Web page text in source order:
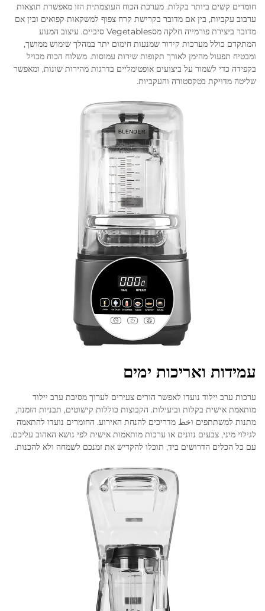
חומרים קשים ביותר בקלות. מערכת הכוח העוצמתית הזו מאפשרת תוצאות
ערבוב עקביות, בין אם מדובר בקרישת קרח צפוף למשקאות קפואים ובין אם
מדובר ביצירת פורמייה חלקה מסVegetables סיביים. עיצוב המנוע
המתקדם כולל מערכות קירור שמנעות חימום יתר במהלך שימוש ממושך,
ומבטיח תפעול מהימן לאורך תקופות שירות עמוסות. משלוח הכוח מכויל
בקפידה כדי לשמור על ביצועים אופטימליים בדרגות מהירות שונות, ומאפשר
שליטה מדויקת בטקסטורה והעקביות.
עמידות ואריכות ימים
ערכות ערב יילוד נועדו לאפשר הורים צעירים לערוך מסיבת ערב יילוד
מותאמת אישית בקלות וביעילות. הקבוצות כוללות קישוטים, תבניות הזמנה,
מתנות למשתתפים וخط מדריכים להנחת האירוע. החומרים נועדו להתאמה
לגילוי מיני, צבעים נוונים או ערכות מותאמות אישית לפי נושא האהוב עליכם.
עם כל הכלים הדרושים ביד, תוכלו להקדיש את זמנכם לשמחה ולא להכנות.